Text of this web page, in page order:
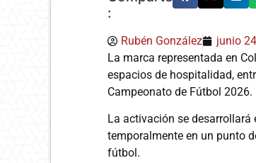
:
Rubén González junio
La marca representada en
espacios de hospitalidad,
Campeonato de Fútbol 2026.
La activación se desarrollará
temporalmente en un punto
fútbol.